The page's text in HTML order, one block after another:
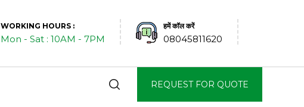
हमें कॉल करें
08045811620
WORKING HOURS :
Mon - Sat : 10AM - 7PM
REQUEST FOR QUOTE